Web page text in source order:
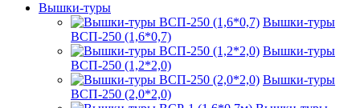
Вышки-туры
Вышки-туры
ВСП-250 (1,6*0,7)
Вышки-туры
ВСП-250 (1,2*2,0)
Вышки-туры
ВСП-250 (2,0*2,0)